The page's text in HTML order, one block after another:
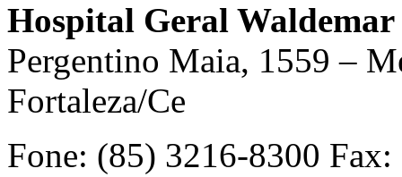
Hospital Geral
Pergentino Maia, 1559 –
Fortaleza/Ce
Fone: (85) 3216-8300